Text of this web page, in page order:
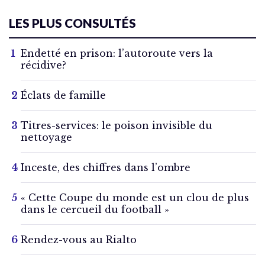
LES PLUS CONSULTÉS
Endetté en prison: l’autoroute vers la
récidive?
Éclats de famille
Titres-services: le poison invisible du
nettoyage
Inceste, des chiffres dans l’ombre
« Cette Coupe du monde est un clou de plus
dans le cercueil du football »
Rendez-vous au Rialto